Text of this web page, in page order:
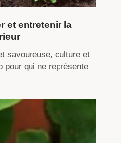
et entretenir la
savoureuse, culture et
pour qui ne représente